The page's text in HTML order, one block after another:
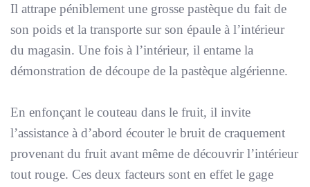
Il attrape péniblement une grosse pastèque du fait de
son poids et la transporte sur son épaule à l’intérieur
du magasin. Une fois à l’intérieur, il entame la
démonstration de découpe de la pastèque algérienne.
En enfonçant le couteau dans le fruit, il invite
l’assistance à d’abord écouter le bruit de craquement
provenant du fruit avant même de découvrir l’intérieur
tout rouge. Ces deux facteurs sont en effet le gage